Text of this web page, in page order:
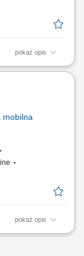
pokaż opis
z
na
medycznych;
planów
mobilna
pokaż opis
klientami